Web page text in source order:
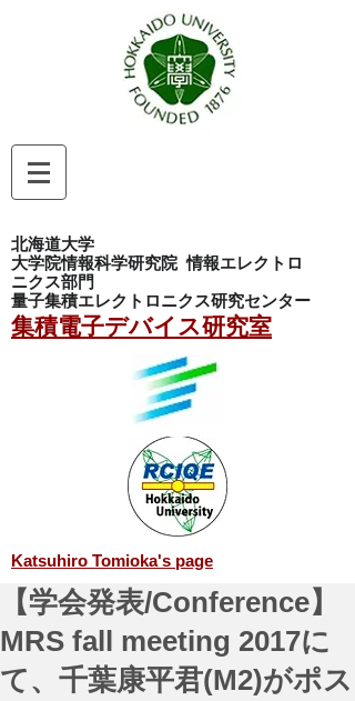
北海道大学
大学院情報科学研究院情報エレクトロ
ニクス部門
量子集積エレクトロニクス研究センター
集積電子デバイス研究室
Katsuhiro Tomioka's page
【学会発表/Conference】
MRS fall meeting 2017に
て、千葉康平君(M2)がポス